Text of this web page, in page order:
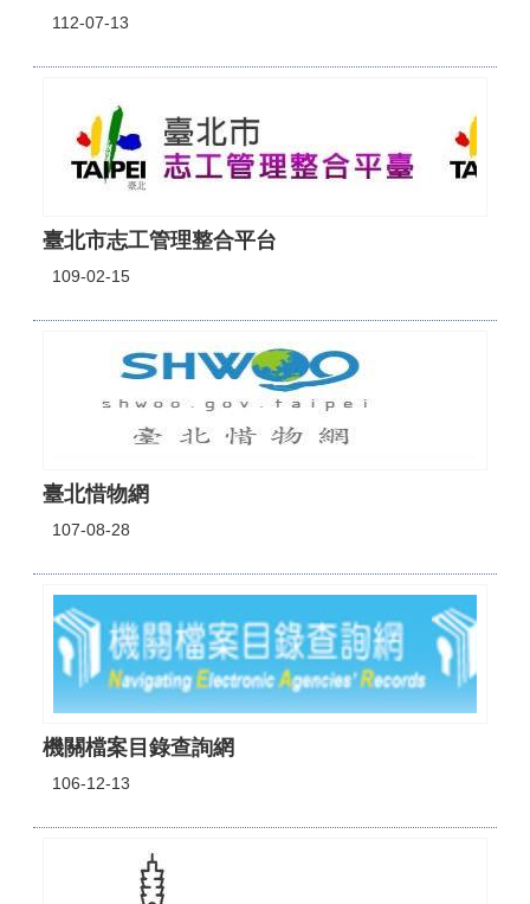
112-07-13
臺北市志工管理整合平台
109-02-15
臺北惜物網
107-08-28
機關檔案目錄查詢網
106-12-13